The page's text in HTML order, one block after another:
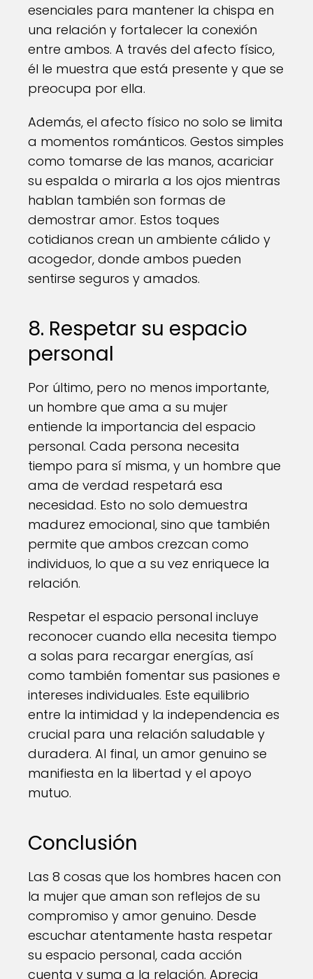
esenciales para mantener la chispa en
una relación y fortalecer la conexión
entre ambos. A través del afecto físico,
él le muestra que está presente y que se
preocupa por ella.
Además, el afecto físico no solo se limita
a momentos románticos. Gestos simples
como tomarse de las manos, acariciar
su espalda o mirarla a los ojos mientras
hablan también son formas de
demostrar amor. Estos toques
cotidianos crean un ambiente cálido y
acogedor, donde ambos pueden
sentirse seguros y amados.
8. Respetar su espacio
personal
Por último, pero no menos importante,
un hombre que ama a su mujer
entiende la importancia del espacio
personal. Cada persona necesita
tiempo para sí misma, y un hombre que
ama de verdad respetará esa
necesidad. Esto no solo demuestra
madurez emocional, sino que también
permite que ambos crezcan como
individuos, lo que a su vez enriquece la
relación.
Respetar el espacio personal incluye
reconocer cuando ella necesita tiempo
a solas para recargar energías, así
como también fomentar sus pasiones e
intereses individuales. Este equilibrio
entre la intimidad y la independencia es
crucial para una relación saludable y
duradera. Al final, un amor genuino se
manifiesta en la libertad y el apoyo
mutuo.
Conclusión
Las 8 cosas que los hombres hacen con
la mujer que aman son reflejos de su
compromiso y amor genuino. Desde
escuchar atentamente hasta respetar
su espacio personal, cada acción
cuenta y suma a la relación. Aprecia